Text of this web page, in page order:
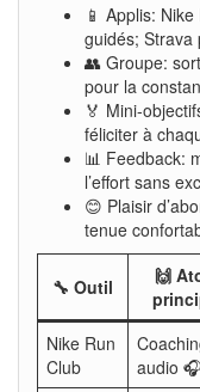
📱 Applis:
guidés; Strava
👥 Groupe:
pour la
🏅 Mini-
féliciter à
📊 Feedback:
l’effort sans
😊 Plaisir
tenue
🔧 Outil
🙌
Nike Run
Club
audio 🎧